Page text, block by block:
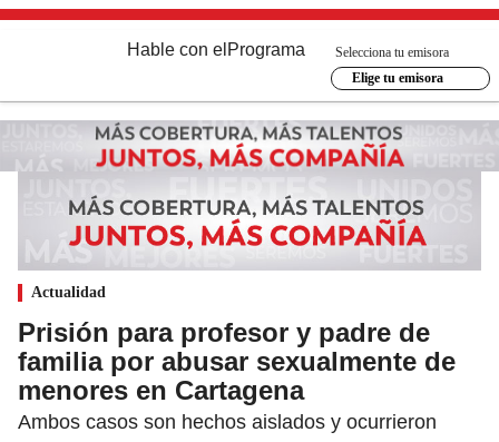
Hable con el Programa
Selecciona tu emisora
Elige tu emisora
Actualidad
Prisión para profesor y padre de
familia por abusar sexualmente de
menores en Cartagena
Ambos casos son hechos aislados y ocurrieron